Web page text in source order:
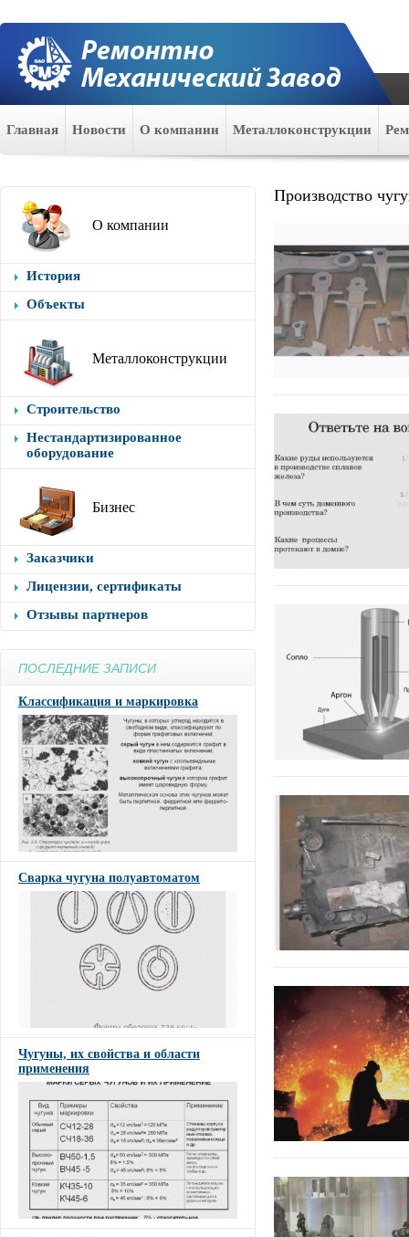
Главная Новости О компании Металлоконструкции
О компании
История
Объекты
Металлоконструкции
Строительство
Нестандартизированное
оборудование
Бизнес
Заказчики
Лицензии, сертификаты
Отзывы партнеров
ПОСЛЕДНИЕ ЗАПИСИ
Классификация и маркировка
Сварка чугуна полуавтоматом
Чугуны, их свойства и области
применения
Производство